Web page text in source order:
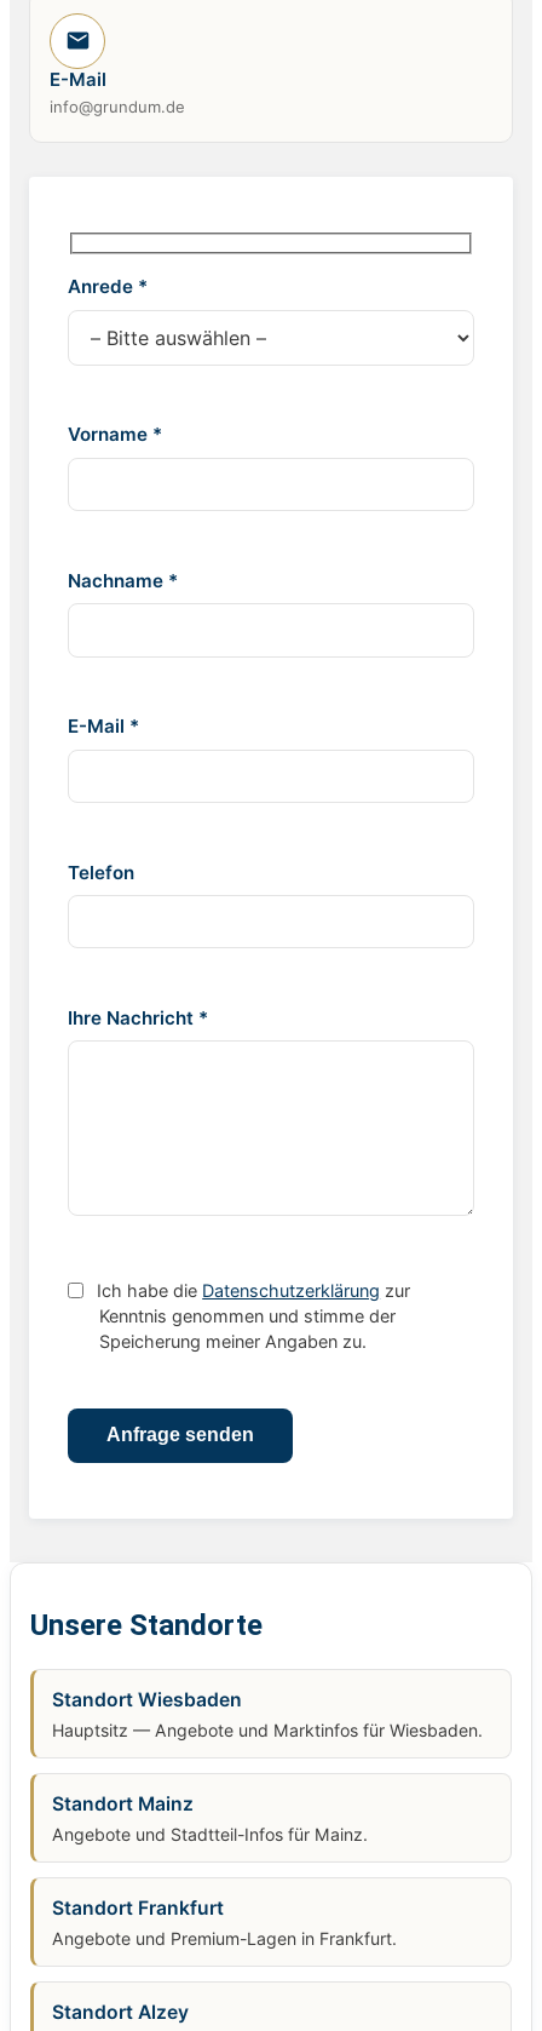
E-Mail
info@grundum.de
Anrede *
Vorname *
Nachname *
E-Mail *
Telefon
Ihre Nachricht *
Ich habe die Datenschutzerklärung zur
Kenntnis genommen und stimme der
Speicherung meiner Angaben zu.
Unsere Standorte
Standort Wiesbaden
Hauptsitz — Angebote und Marktinfos für Wiesbaden.
Standort Mainz
Angebote und Stadtteil-Infos für Mainz.
Standort Frankfurt
Angebote und Premium-Lagen in Frankfurt.
Standort Alzey